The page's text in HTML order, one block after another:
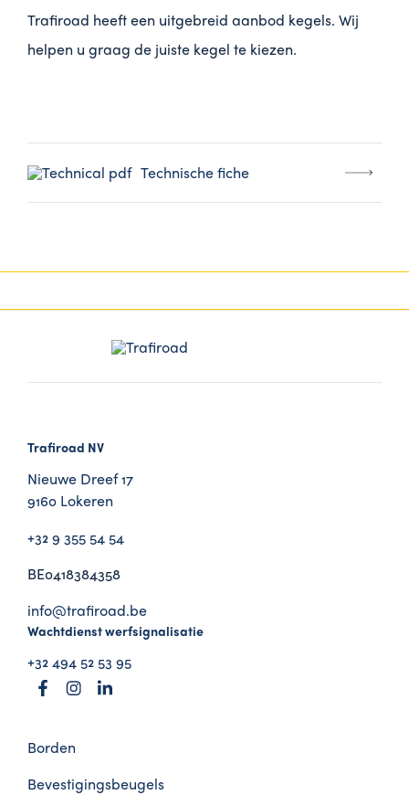
Trafiroad heeft een uitgebreid aanbod kegels. Wij
helpen u graag de juiste kegel te kiezen.
Technische fiche
Trafiroad NV
Nieuwe Dreef 17
9160 Lokeren
+32 9 355 54 54
BE0418384358
info@trafiroad.be
Wachtdienst werfsignalisatie
+32 494 52 53 95
Onze
Borden
Bevestigingsbeugels